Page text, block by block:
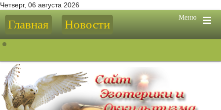
Четверг, 06 августа 2026
Меню
Главная Новости